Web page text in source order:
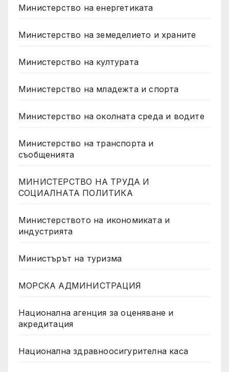
Министерство на енергетиката
Министерство на земеделието и храните
Министерство на културата
Министерство на младежта и спорта
Министерство на околната среда и водите
Министерство на транспорта и
съобщенията
МИНИСТЕРСТВО НА ТРУДА И
СОЦИАЛНАТА ПОЛИТИКА
Министерството на икономиката и
индустрията
Министърът на туризма
МОРСКА АДМИНИСТРАЦИЯ
Национална агенция за оценяване и
акредитация
Национална здравноосигурителна каса